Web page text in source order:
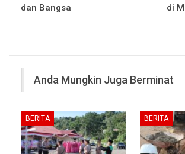
dan Bangsa
di
Anda Mungkin Juga Berminat
BERITA BERITA